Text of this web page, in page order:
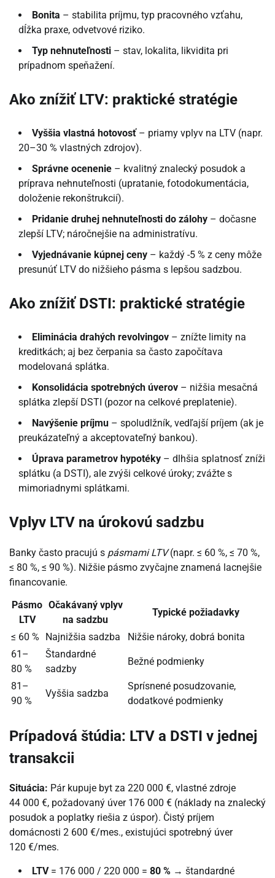
Bonita – stabilita príjmu, typ pracovného vzťahu,
dĺžka praxe, odvetvové riziko.
Typ nehnuteľnosti – stav, lokalita, likvidita pri
prípadnom speňažení.
Ako znížiť LTV: praktické stratégie
Vyššia vlastná hotovosť– priamy vplyv na LTV (napr.
20–30 % vlastných zdrojov).
Správne ocenenie – kvalitný znalecký posudok a
príprava nehnuteľnosti (upratanie, fotodokumentácia,
doloženie rekonštrukcií).
Pridanie druhej nehnuteľnosti do zálohy – dočasne
zlepší LTV; náročnejšie na administratívu.
Vyjednávanie kúpnej ceny – každý -5 % z ceny môže
presunúť LTV do nižšieho pásma s lepšou sadzbou.
Ako znížiť DSTI: praktické stratégie
Eliminácia drahých revolvingov – znížte limity na
kreditkách; aj bez čerpania sa často započítava
modelovaná splátka.
Konsolidácia spotrebných úverov – nižšia mesačná
splátka zlepší DSTI (pozor na celkové preplatenie).
Navýšenie príjmu – spoludlžník, vedľajší príjem (ak je
preukázateľný a akceptovateľný bankou).
Úprava parametrov hypotéky – dlhšia splatnosť zníži
splátku (a DSTI), ale zvýši celkové úroky; zvážte s
mimoriadnymi splátkami.
Vplyv LTV na úrokovú sadzbu
Banky často pracujú s pásmami LTV(napr. ≤ 60 %, ≤ 70 %,
≤ 80 %, ≤ 90 %). Nižšie pásmo zvyčajne znamená lacnejšie
financovanie.
Pásmo
LTV
Očakávaný vplyv
na sadzbu
Typické požiadavky
≤ 60 % Najnižšia sadzba
Nižšie nároky, dobrá bonita
61–
80 %
Štandardné
sadzby
Bežné podmienky
81–
90 %
Vyššia sadzba
Sprísnené posudzovanie,
dodatkové podmienky
Prípadová štúdia: LTV a DSTI v jednej
transakcii
Situácia: Pár kupuje byt za 220 000 €, vlastné zdroje
44 000 €, požadovaný úver 176 000 € (náklady na znalecký
posudok a poplatky riešia z úspor). Čistý príjem
domácnosti 2 600 €/mes., existujúci spotrebný úver
120 €/mes.
LTV= 176 000 / 220 000 = 80 % → štandardné